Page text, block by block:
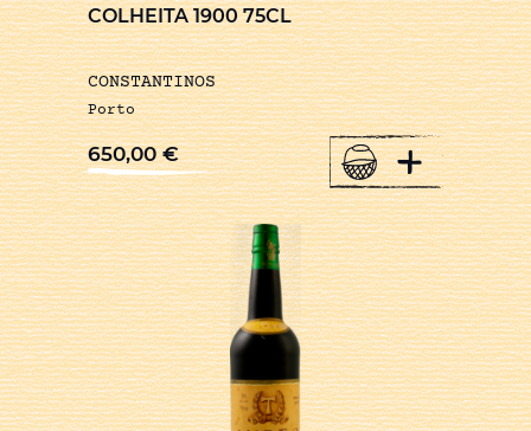
COLHEITA 1900 75CL
CONSTANTINOS
Porto
650,00€ +